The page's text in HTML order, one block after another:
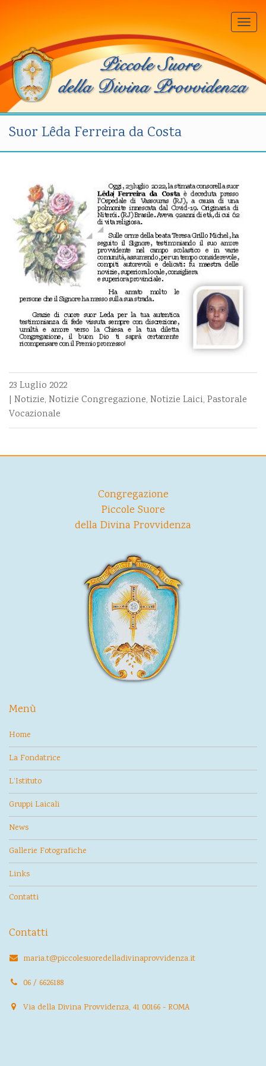
Suor Lêda Ferreira da Costa
23 Luglio 2022
| Notizie, Notizie Congregazione, Notizie Laici, Pastorale
Vocazionale
Congregazione
Piccole Suore
della Divina Provvidenza
Menù
Home
La Fondatrice
L’Istituto
Gruppi Laicali
News
Gallerie Fotografiche
Links
Contatti
Contatti
maria.t@piccolesuoredelladivinaprovvidenza.it
06 / 6626188
Via della Divina Provvidenza, 41 00166 - ROMA